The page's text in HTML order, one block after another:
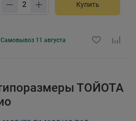
Купить
Самовывоз 11 августа
ТОЙОТА